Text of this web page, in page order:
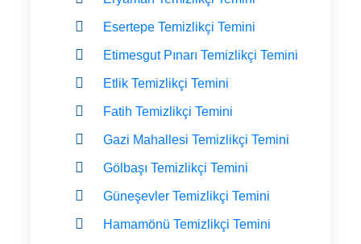
Esertepe Temizlikçi Temini
Etimesgut Pınarı Temizlikçi Temini
Etlik Temizlikçi Temini
Fatih Temizlikçi Temini
Gazi Mahallesi Temizlikçi Temini
Gölbaşı Temizlikçi Temini
Güneşevler Temizlikçi Temini
Hamamönü Temizlikçi Temini